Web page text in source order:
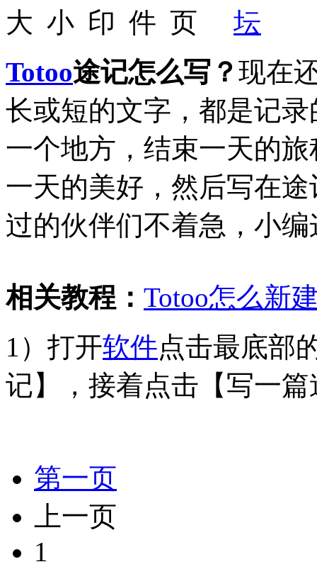
Totoo途记怎么写？ 现在
长或短的文字，都是记
一个地方，结束一天的
一天的美好，然后写在
过的伙伴们不着急，小
相关教程： Totoo怎么新
1）打开软件点击最底部
记】，接着点击【写一
第一页
上一页
1